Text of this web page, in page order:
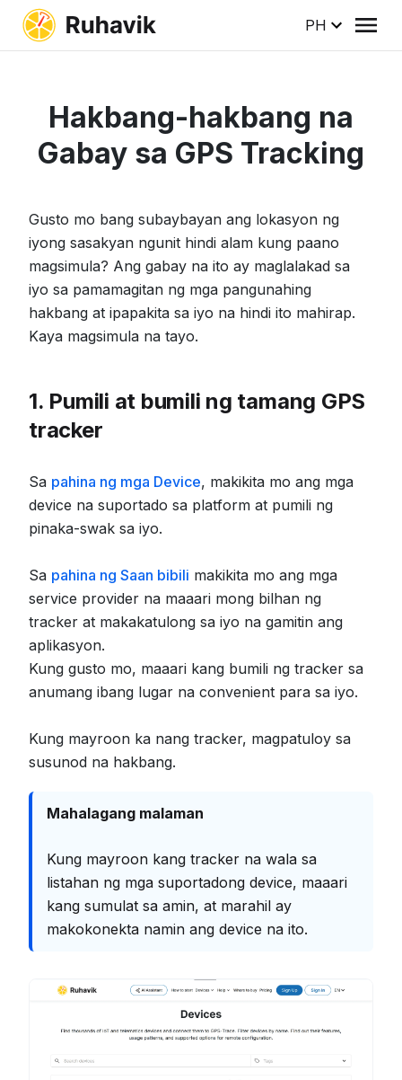
PH
Hakbang-hakbang na
Gabay sa GPS Tracking
Gusto mo bang subaybayan ang lokasyon ng
iyong sasakyan ngunit hindi alam kung paano
magsimula? Ang gabay na ito ay maglalakad sa
iyo sa pamamagitan ng mga pangunahing
hakbang at ipapakita sa iyo na hindi ito mahirap.
Kaya magsimula na tayo.
1. Pumili at bumili ng tamang GPS
tracker
Sa pahina ng mga Device, makikita mo ang mga
device na suportado sa platform at pumili ng
pinaka-swak sa iyo.
Sa pahina ng Saan bibili makikita mo ang mga
service provider na maaari mong bilhan ng
tracker at makakatulong sa iyo na gamitin ang
aplikasyon.
Kung gusto mo, maaari kang bumili ng tracker sa
anumang ibang lugar na convenient para sa iyo.
Kung mayroon ka nang tracker, magpatuloy sa
susunod na hakbang.
Mahalagang malaman
Kung mayroon kang tracker na wala sa
listahan ng mga suportadong device, maaari
kang sumulat sa amin, at marahil ay
makokonekta namin ang device na ito.